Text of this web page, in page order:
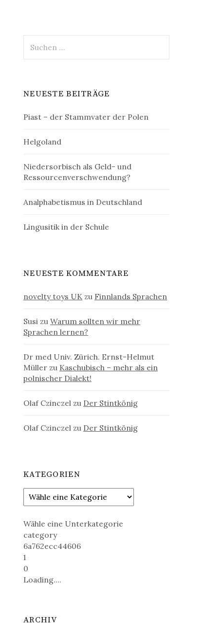
nach:
NEUESTE BEITRÄGE
Piast – der Stammvater der Polen
Helgoland
Niedersorbisch als Geld- und
Ressourcenverschwendung?
Analphabetismus in Deutschland
Lingusitik in der Schule
NEUESTE KOMMENTARE
novelty toys UK zu Finnlands Sprachen
Susi zuWarum sollten wir mehr
Sprachen lernen?
Dr med Univ. Zürich. Ernst-Helmut
Müller zu Kaschubisch – mehr als ein
polnischer Dialekt!
Olaf Czinczel zu Der Stintkönig
Olaf Czinczel zu Der Stintkönig
KATEGORIEN
Wähle eine Unterkategorie
category
6a762ecc44606
1
0
Loading....
ARCHIV